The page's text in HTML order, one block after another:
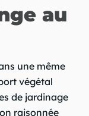
au
une même
végétal
de jardinage
raisonnée